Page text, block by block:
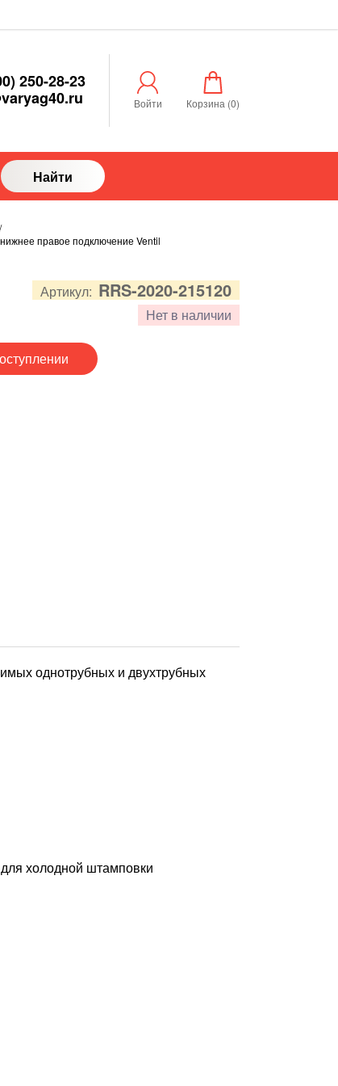
250-28-23
Войти Корзина (0)
Найти
/
правое подключение Ventil
Артикул: RRS-2020-215120
Нет в наличии
однотрубных и двухтрубных
холодной штамповки